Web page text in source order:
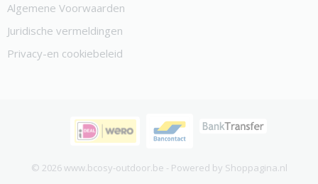
Algemene Voorwaarden
Juridische vermeldingen
Privacy-en cookiebeleid
© 2026 www.bcosy-outdoor.be - Powered by Shoppagina.nl